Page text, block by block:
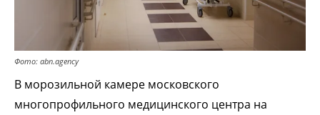
Фото: abn.agency
В морозильной камере московского
многопрофильного медицинского центра на